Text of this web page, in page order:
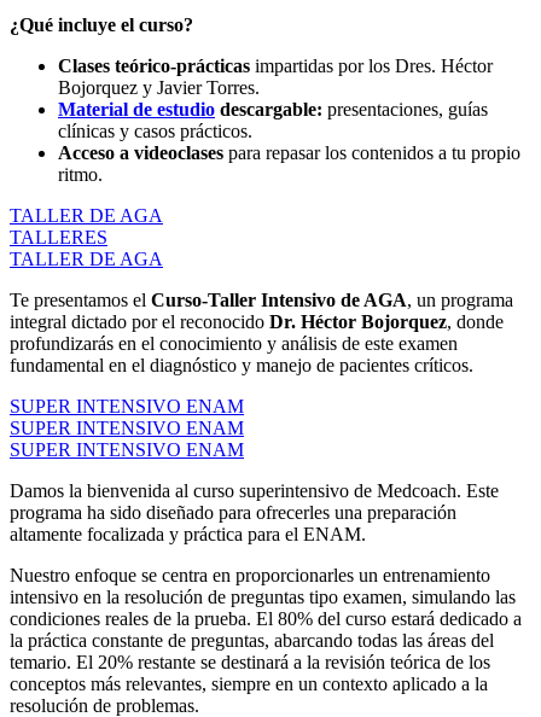
¿Qué incluye el curso?
Clases teórico-prácticas impartidas por los Dres. Héctor
Bojorquez y Javier Torres.
Material de estudio descargable: presentaciones, guías
clínicas y casos prácticos.
Acceso a videoclases para repasar los contenidos a tu propio
ritmo.
TALLER DE AGA
TALLERES
TALLER DE AGA
Te presentamos el Curso-Taller Intensivo de AGA, un programa
integral dictado por el reconocido Dr. Héctor Bojorquez, donde
profundizarás en el conocimiento y análisis de este examen
fundamental en el diagnóstico y manejo de pacientes críticos.
SUPER INTENSIVO ENAM
SUPER INTENSIVO ENAM
SUPER INTENSIVO ENAM
Damos la bienvenida al curso superintensivo de Medcoach. Este
programa ha sido diseñado para ofrecerles una preparación
altamente focalizada y práctica para el ENAM.
Nuestro enfoque se centra en proporcionarles un entrenamiento
intensivo en la resolución de preguntas tipo examen, simulando las
condiciones reales de la prueba. El 80% del curso estará dedicado a
la práctica constante de preguntas, abarcando todas las áreas del
temario. El 20% restante se destinará a la revisión teórica de los
conceptos más relevantes, siempre en un contexto aplicado a la
resolución de problemas.